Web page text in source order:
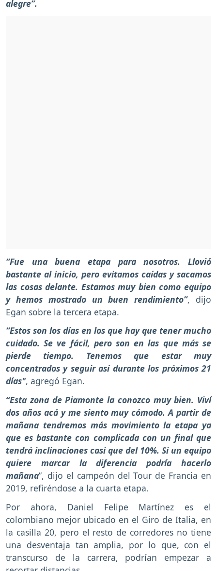
alegre”.
“Fue una buena etapa para nosotros. Llovió
bastante al inicio, pero evitamos caídas y sacamos
las cosas delante. Estamos muy bien como equipo
y hemos mostrado un buen rendimiento”, dijo
Egan sobre la tercera etapa.
“Estos son los días en los que hay que tener mucho
cuidado. Se ve fácil, pero son en las que más se
pierde tiempo. Tenemos que estar muy
concentrados y seguir así durante los próximos 21
días", agregó Egan.
“Esta zona de Piamonte la conozco muy bien. Viví
dos años acá y me siento muy cómodo. A partir de
mañana tendremos más movimiento la etapa ya
que es bastante con complicada con un final que
tendrá inclinaciones casi que del 10%. Si un equipo
quiere marcar la diferencia podría hacerlo
mañana”, dijo el campeón del Tour de Francia en
2019, refiréndose a la cuarta etapa.
Por ahora, Daniel Felipe Martínez es el
colombiano mejor ubicado en el Giro de Italia, en
la casilla 20, pero el resto de corredores no tiene
una desventaja tan amplia, por lo que, con el
transcurso de la carrera, podrían empezar a